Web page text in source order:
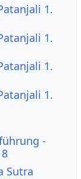
1.
1.
1.
1.
-
Sutra